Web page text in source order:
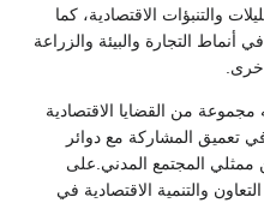
والتنبؤات الاقتصادية، كما
أنماط التجارة والبيئة والزراعة
من القضايا الاقتصادية
تعميق المشاركة مع دوائر
ممثلي المجتمع المدني.على
والتنمية الاقتصادية في